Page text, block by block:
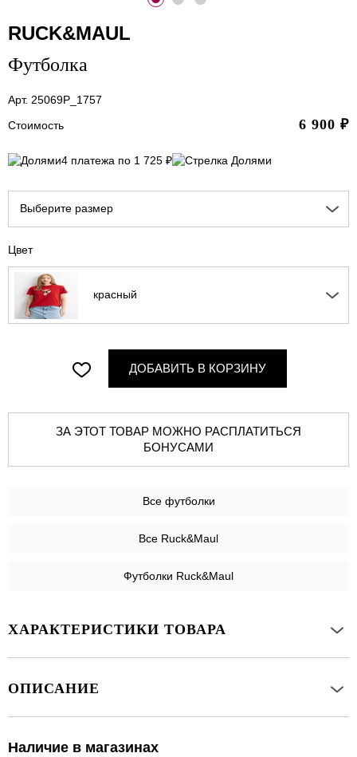
RUCK&MAUL
Футболка
Арт. 25069P_1757
Стоимость
6 900 ₽
4 платежа по 1 725 ₽
Выберите размер
Цвет
красный
ДОБАВИТЬ В КОРЗИНУ
ЗА ЭТОТ ТОВАР МОЖНО РАСПЛАТИТЬСЯ
БОНУСАМИ
Все футболки
Все Ruck&Maul
Футболки Ruck&Maul
ХАРАКТЕРИСТИКИ ТОВАРА
ОПИСАНИЕ
Наличие в магазинах